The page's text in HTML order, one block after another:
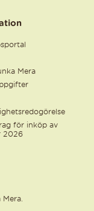
Mera
för inköp av
2026